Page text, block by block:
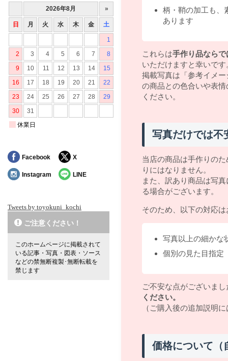
柄・鞘の加工も、
あります
これらは手作り品なら
いただけますと幸いです
掲載写真は「参考イメ
の商品との色合いや表
ください。
写真だけでは不
当店の商品は手作りの
りにはなりません。
また、訳あり商品は写
る場合がございます。
そのため、以下の対応
写真以上の細かな
個別の見た目指定
ご不安な点がございまし
ください。
（ご購入後の追加説明
価格について（
Facebook X
Instagram LINE
Tweets by toyokuni_kochi
ご注意ください！
このホームページに掲載されて
いる記事・写真・図表・ソース
などの禁無断複製･無断転載を
禁じます